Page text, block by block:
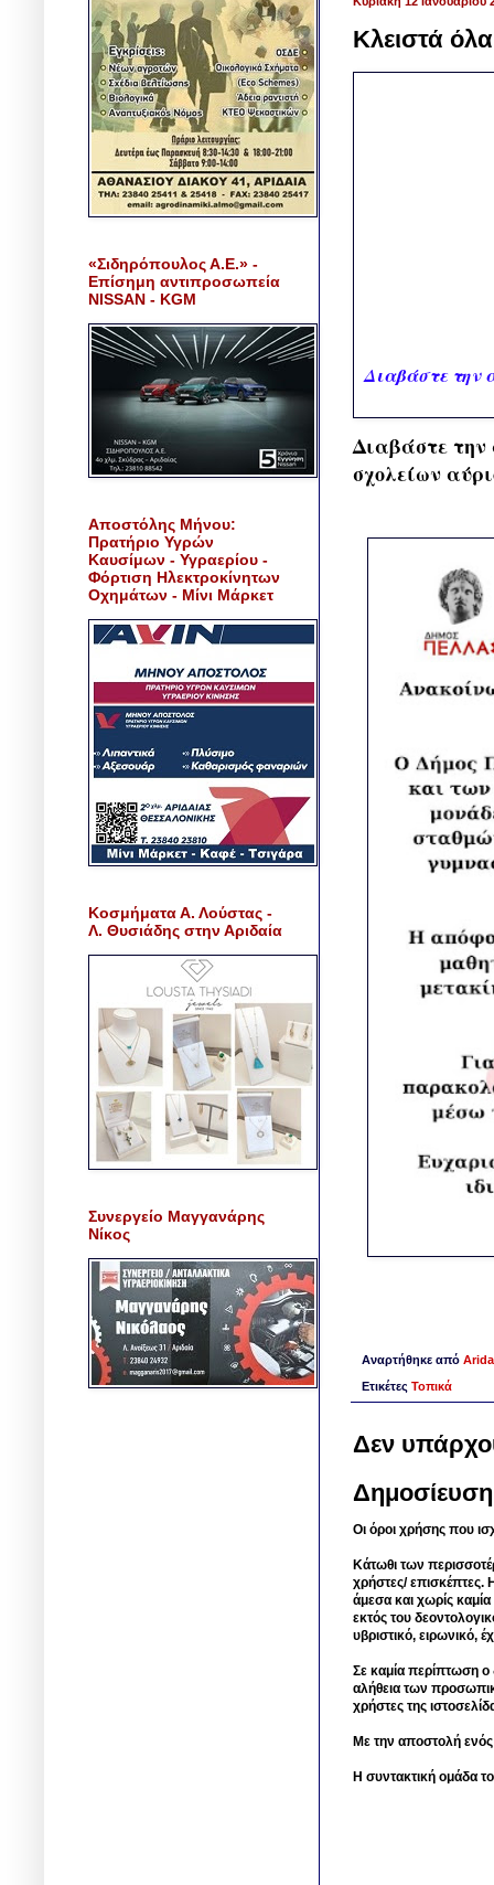
Κλειστά
Διαβάστε την
Διαβάστε την
σχολείων
Αναρτήθηκε από
Ετικέτες Τοπικά
Δεν
Οι όροι χρήσης που
Κάτωθι των
χρήστες/ επισκέπτες.
άμεσα και χωρίς
εκτός του
υβριστικό, ειρωνικό,
Σε καμία περίπτωση ο
αλήθεια των
χρήστες της
Με την αποστολή
Η συντακτική ομάδα
«Σιδηρόπουλος Α.Ε.» -
Επίσημη αντιπροσωπεία
NISSAN - KGM
Αποστόλης Μήνου:
Πρατήριο Υγρών
Καυσίμων - Υγραερίου -
Φόρτιση Ηλεκτροκίνητων
Οχημάτων - Μίνι Μάρκετ
Κοσμήματα Α. Λούστας -
Λ. Θυσιάδης στην Αριδαία
Συνεργείο Μαγγανάρης
Νίκος